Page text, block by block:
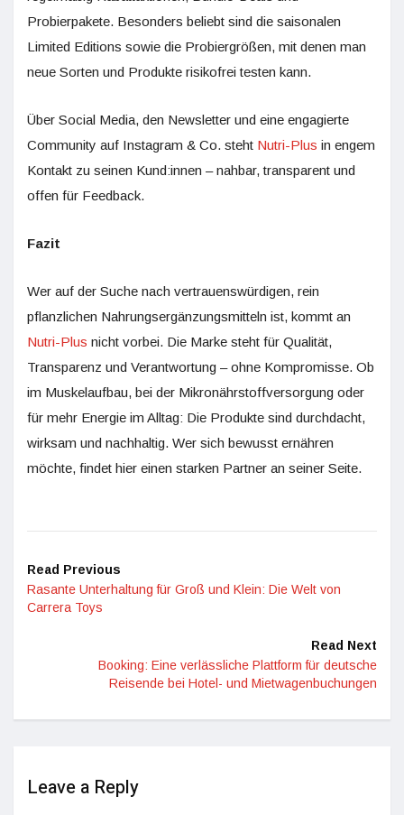
Probierpakete. Besonders beliebt sind die saisonalen
Limited Editions sowie die Probiergrößen, mit denen man
neue Sorten und Produkte risikofrei testen kann.
Über Social Media, den Newsletter und eine engagierte
Community auf Instagram & Co. steht Nutri-Plus in engem
Kontakt zu seinen Kund:innen – nahbar, transparent und
offen für Feedback.
Fazit
Wer auf der Suche nach vertrauenswürdigen, rein
pflanzlichen Nahrungsergänzungsmitteln ist, kommt an
Nutri-Plus nicht vorbei. Die Marke steht für Qualität,
Transparenz und Verantwortung – ohne Kompromisse. Ob
im Muskelaufbau, bei der Mikronährstoffversorgung oder
für mehr Energie im Alltag: Die Produkte sind durchdacht,
wirksam und nachhaltig. Wer sich bewusst ernähren
möchte, findet hier einen starken Partner an seiner Seite.
Read Previous
Rasante Unterhaltung für Groß und Klein: Die Welt von
Carrera Toys
Read Next
Booking: Eine verlässliche Plattform für deutsche
Reisende bei Hotel- und Mietwagenbuchungen
Leave a Reply